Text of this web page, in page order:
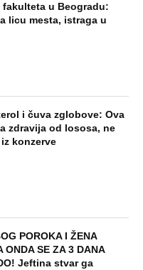
u Beogradu:
licu mesta, istraga u
i čuva zglobove: Ova
zdravija od lososa, ne
konzerve
POROKA I ŽENA
ONDA SE ZA 3 DANA
Jeftina stvar ga